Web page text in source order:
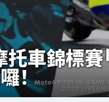
車錦標賽
！